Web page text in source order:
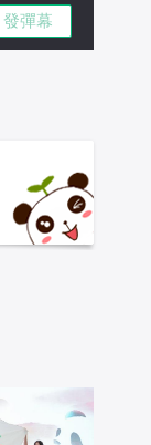
發彈幕